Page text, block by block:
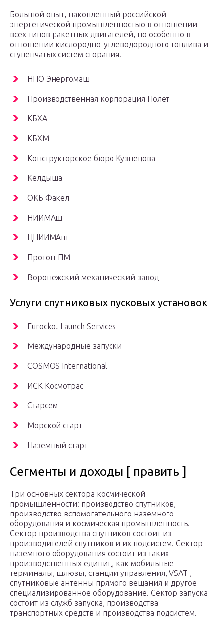
Большой опыт, накопленный российской
энергетической промышленностью в отношении
всех типов ракетных двигателей, но особенно в
отношении кислородно-углеводородного топлива и
ступенчатых систем сгорания.
НПО Энергомаш
Производственная корпорация Полет
КБХА
КБХМ
Конструкторское бюро Кузнецова
Келдыша
ОКБ Факел
НИИМАш
ЦНИИМАш
Протон-ПМ
Воронежский механический завод
Услуги спутниковых пусковых установок
Eurockot Launch Services
Международные запуски
COSMOS International
ИСК Космотрас
Старсем
Морской старт
Наземный старт
Сегменты и доходы [ править ]
Три основных сектора космической
промышленности: производство спутников,
производство вспомогательного наземного
оборудования и космическая промышленность.
Сектор производства спутников состоит из
производителей спутников и их подсистем. Сектор
наземного оборудования состоит из таких
производственных единиц, как мобильные
терминалы, шлюзы, станции управления, VSAT ,
спутниковые антенны прямого вещания и другое
специализированное оборудование. Сектор запуска
состоит из служб запуска, производства
транспортных средств и производства подсистем.